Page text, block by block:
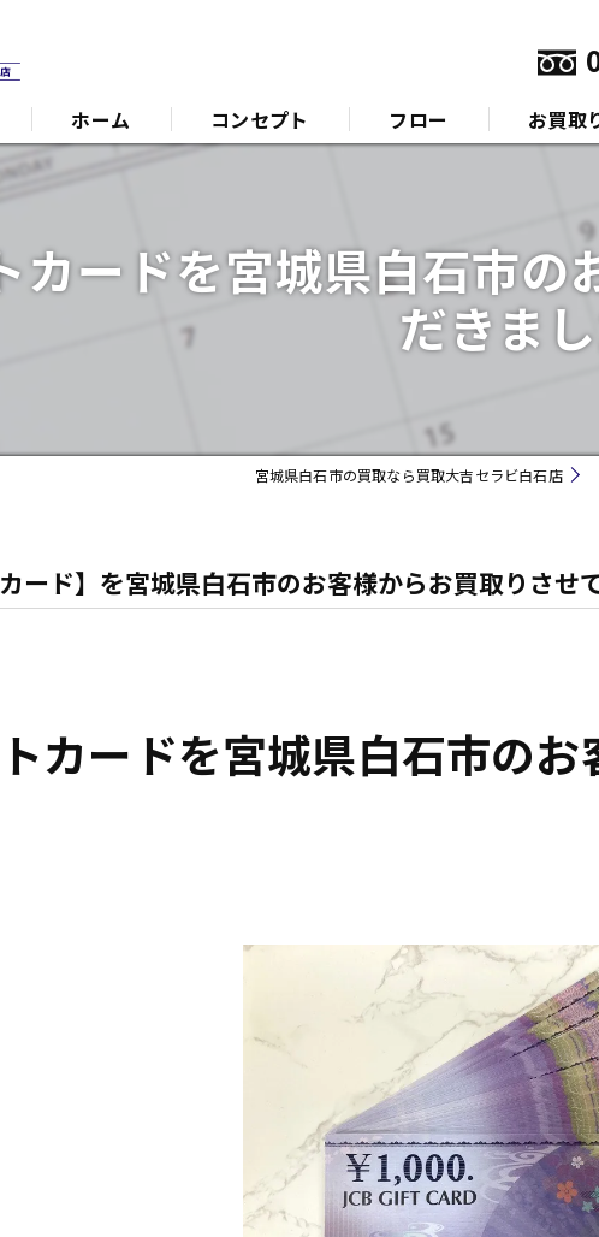
ホーム コンセプト フロー お買取
カードを宮城県白石市の
だきま
宮城県白石市の買取なら買取大吉セラビ白石店
カード】を宮城県白石市のお客様からお買取りさせ
カードを宮城県白石市の